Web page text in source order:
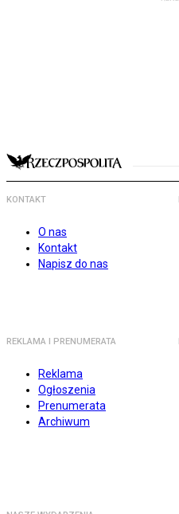
KONTAKT
O nas
Kontakt
Napisz do nas
REKLAMA I PRENUMERATA
Reklama
Ogłoszenia
Prenumerata
Archiwum